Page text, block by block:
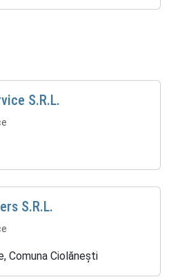
S.R.L.
S.R.L.
Comuna Ciolănești